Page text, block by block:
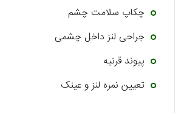
چکاپ سلامت چشم
جراحی لنز داخل چشمی
پیوند قرنیه
تعیین نمره لنز و عینک